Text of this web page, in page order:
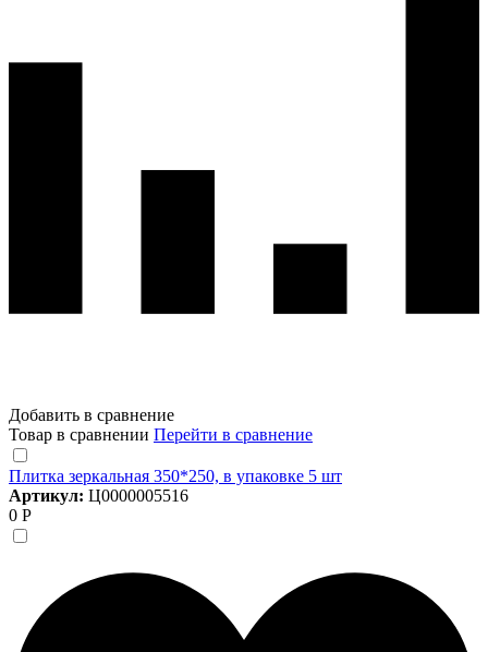
Добавить в сравнение
Товар в сравнении Перейти в сравнение
Плитка зеркальная 350*250, в упаковке 5 шт
Артикул: Ц0000005516
0 Р